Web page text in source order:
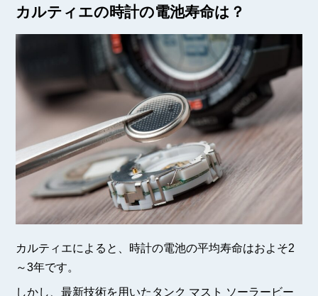
カルティエの時計の電池寿命は？
カルティエによると、時計の電池の平均寿命はおよそ2
～3年です。
しかし、最新技術を用いたタンク マスト ソーラービー